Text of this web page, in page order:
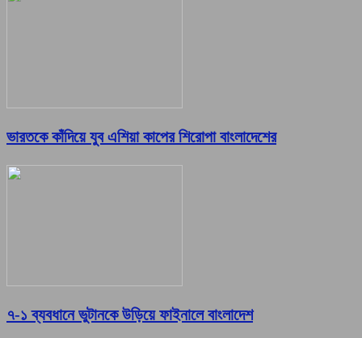
ভারতকে কাঁদিয়ে যুব এশিয়া কাপের শিরোপা বাংলাদেশের
৭-১ ব্যবধানে ভুটানকে উড়িয়ে ফাইনালে বাংলাদেশ